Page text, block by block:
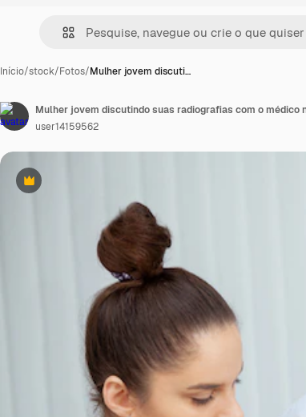
Início/stock/Fotos/Mulher jovem discuti…
Premium
Mulher jovem discutindo suas radiografias com o médico
user14159562